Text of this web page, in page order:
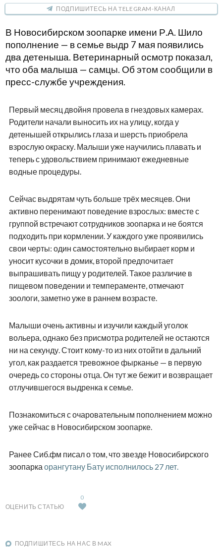
ПОДПИШИТЕСЬ НА TELEGRAM-КАНАЛ
В Новосибирском зоопарке имени Р.А. Шило
пополнение — в семье выдр 7 мая появились
два детеныша. Ветеринарный осмотр показал,
что оба малыша — самцы. Об этом сообщили в
пресс-службе учреждения.
Первый месяц двойня провела в гнездовых камерах.
Родители начали выносить их на улицу, когда у
детенышей открылись глаза и шерсть приобрела
взрослую окраску. Малыши уже научились плавать и
теперь с удовольствием принимают ежедневные
водные процедуры.
Сейчас выдрятам чуть больше трёх месяцев. Они
активно перенимают поведение взрослых: вместе с
группой встречают сотрудников зоопарка и не боятся
подходить при кормлении. У каждого уже проявились
свои черты: один самостоятельно выбирает корм и
уносит кусочки в домик, второй предпочитает
выпрашивать пищу у родителей. Такое различие в
пищевом поведении и темпераменте, отмечают
зоологи, заметно уже в раннем возрасте.
Малыши очень активны и изучили каждый уголок
вольера, однако без присмотра родителей не остаются
ни на секунду. Стоит кому-то из них отойти в дальний
угол, как раздается тревожное фырканье — в первую
очередь со стороны отца. Он тут же бежит и возвращает
отлучившегося выдренка к семье.
Познакомиться с очаровательным пополнением можно
уже сейчас в Новосибирском зоопарке.
Ранее Сиб.фм писал о том, что звезде Новосибирского
зоопарка орангутану Бату исполнилось 27 лет.
ОЦЕНИТЬ СТАТЬЮ
0
ПОДПИШИТЕСЬ НА НАС В MAX